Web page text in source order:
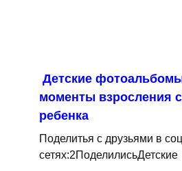
Детские
моменты взросления
ребенка
Поделитья с друзьями в
сетях:2ПоделилисьДетские